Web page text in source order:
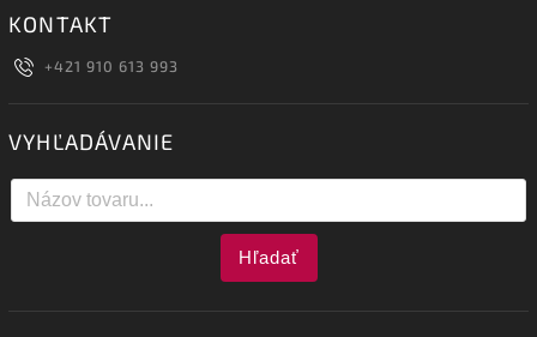
KONTAKT
+421 910 613 993
VYHĽADÁVANIE
Hľadať